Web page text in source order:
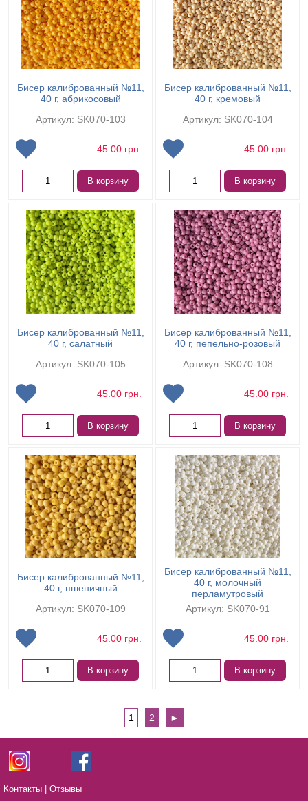
Бисер калиброванный №11,
40 г, абрикосовый
Артикул: SK070-103
45.00 грн.
В корзину
Бисер калиброванный №11,
40 г, кремовый
Артикул: SK070-104
45.00 грн.
В корзину
Бисер калиброванный №11,
40 г, салатный
Артикул: SK070-105
45.00 грн.
В корзину
Бисер калиброванный №11,
40 г, пепельно-розовый
Артикул: SK070-108
45.00 грн.
В корзину
Бисер калиброванный №11,
40 г, пшеничный
Артикул: SK070-109
45.00 грн.
В корзину
Бисер калиброванный №11,
40 г, молочный
перламутровый
Артикул: SK070-91
45.00 грн.
В корзину
1 2 ►
Контакты Отзывы